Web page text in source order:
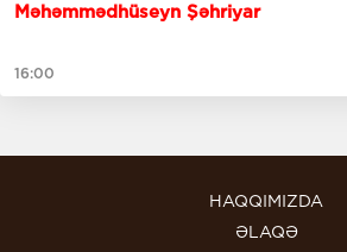
Məhəmmədhüseyn Şəhriyar
16:00
HAQQIMIZDA
ƏLAQƏ